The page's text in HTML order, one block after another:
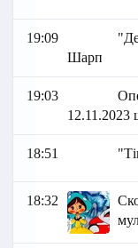
19:09
Шарп
19:03
12.11.2023
18:51
18:32